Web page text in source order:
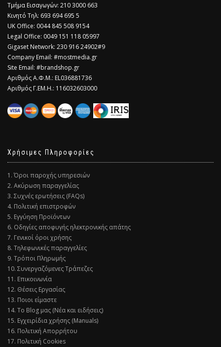
Τμήμα Εισαγωγών: 210 3000 663
Κινητό Τηλ: 693 694 695 5
​UK Office: 0044 845 508 9154
Legal Office: 0049 151 118 05997
Gigaset Network: 230 916 24902#9
Company Email: #mostmedia.gr
Site Email: #brandshop.gr
Αριθμός Α.Φ.Μ.: EL036881736
Αριθμός Γ.ΕΜ.Η.: 116032603000
Χρήσιμες Πληροφορίες
1. Όροι παροχής υπηρεσιών
2. Ακύρωση παραγγελίας
3. Συχνές ερωτήσεις (FAQs)
4. Πολιτική επιστροφών
5. Εγγύηση Προϊόντων
6. Οδηγίες αποφυγής ηλεκτρονικής απάτης
7. Γενικοί όροι χρήσης
8. Τηλεφωνικές παραγγελίες
9. Τρόποι Πληρωμής
10. Συνεργαζόμενες Τράπεζες
11. Επικοινωνία
12. Θέσεις Εργασίας
13. Ποιοι είμαστε
14. Το Blog μας (Νέα και ειδήσεις)
15. Εγχειρίδια χρήσης (Manuals)
16. Πολιτική Απορρήτου
17. Πολιτική Cookies